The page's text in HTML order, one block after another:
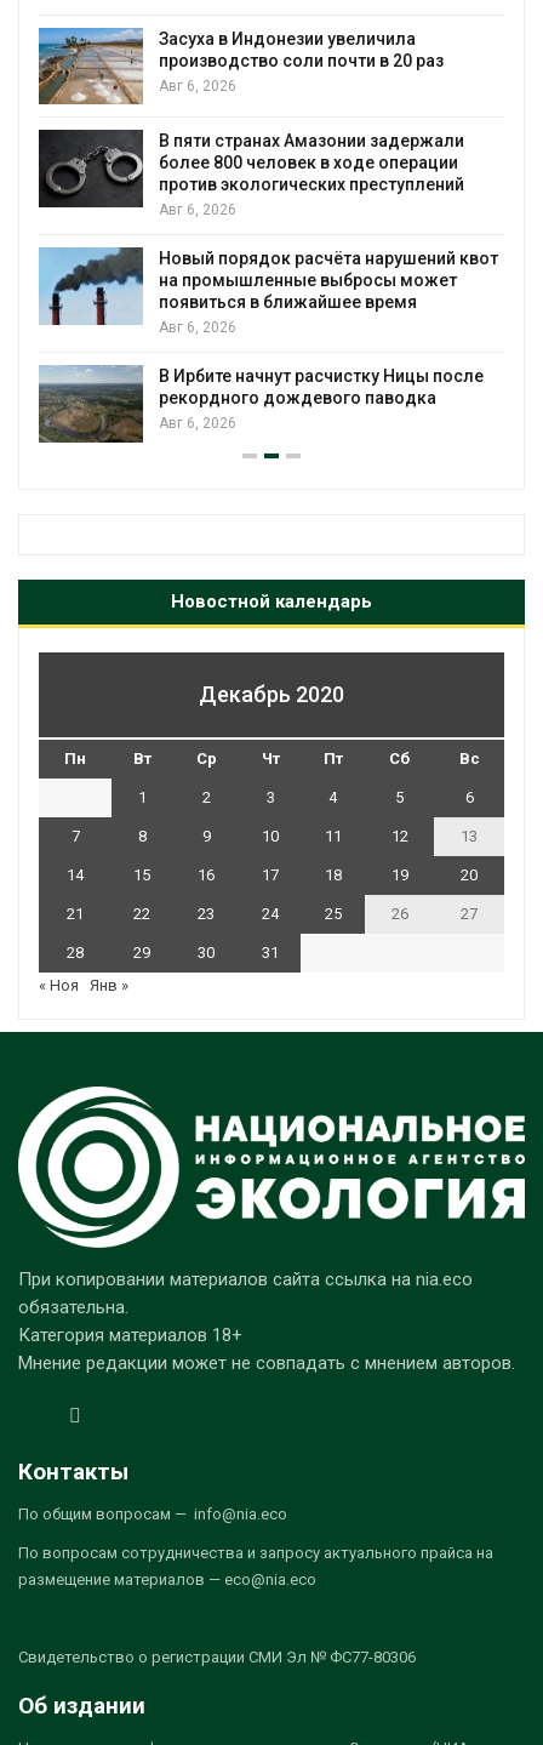
Засуха в Индонезии увеличила
производство соли почти в 20 раз
Авг 6, 2026
В пяти странах Амазонии задержали
более 800 человек в ходе операции
против экологических преступлений
Авг 6, 2026
Новый порядок расчёта нарушений квот
на промышленные выбросы может
появиться в ближайшее время
Авг 6, 2026
В Ирбите начнут расчистку Ницы после
рекордного дождевого паводка
Авг 6, 2026
Новостной календарь
Декабрь 2020
Пн Вт Ср Чт Пт Сб Вс
1 2 3 4 5 6
7 8 9 10 11 12 13
14 15 16 17 18 19 20
21 22 23 24 25 26 27
28 29 30
31
« Ноя
Янв »
При копировании материалов сайта ссылка на nia.eco
обязательна.
Категория материалов 18+
Мнение редакции может не совпадать с мнением авторов.
Контакты
По общим вопросам — info@nia.eco
По вопросам сотрудничества и запросу актуального прайса на
размещение материалов — eco@nia.eco
Свидетельство о регистрации СМИ Эл № ФС77-80306
Об издании